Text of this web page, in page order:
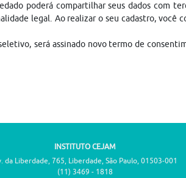
poderá compartilhar seus dados com
legal. Ao realizar o seu cadastro, você
será assinado novo termo de
INSTITUTO CEJAM
da Liberdade, 765, Liberdade, São Paulo, 01503-001
(11) 3469 - 1818